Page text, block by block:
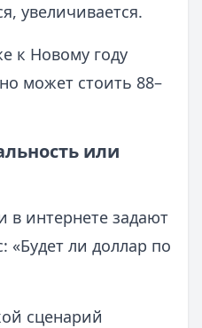
увеличивается.
к Новому году
может стоить 88–
или
в интернете задают
«Будет ли доллар по
сценарий